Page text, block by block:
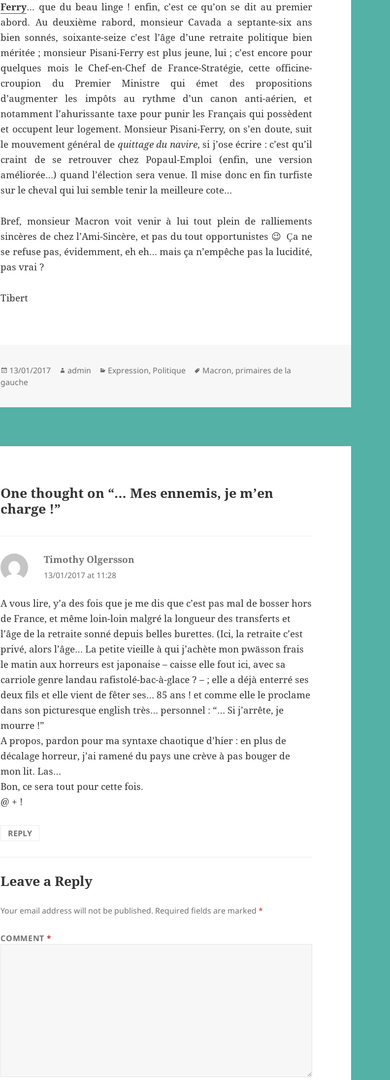
Ferry… que du beau linge ! enfin, c’est ce qu’on se dit au premier
abord. Au deuxième rabord, monsieur Cavada a septante-six ans
bien sonnés, soixante-seize c’est l’âge d’une retraite politique bien
méritée ; monsieur Pisani-Ferry est plus jeune, lui ; c’est encore pour
quelques mois le Chef-en-Chef de France-Stratégie, cette officine-
croupion du Premier Ministre qui émet des propositions
d’augmenter les impôts au rythme d’un canon anti-aérien, et
notamment l’ahurissante taxe pour punir les Français qui possèdent
et occupent leur logement. Monsieur Pisani-Ferry, on s’en doute, suit
le mouvement général de quittage du navire, si j’ose écrire : c’est qu’il
craint de se retrouver chez Popaul-Emploi (enfin, une version
améliorée…) quand l’élection sera venue. Il mise donc en fin turfiste
sur le cheval qui lui semble tenir la meilleure cote…
Bref, monsieur Macron voit venir à lui tout plein de ralliements
sincères de chez l’Ami-Sincère, et pas du tout opportunistes 😉Ça ne
se refuse pas, évidemment, eh eh… mais ça n’empêche pas la lucidité,
pas vrai ?
Tibert
Posted
on
13/01/2017 Author
admin Categories
Expression, Politique Tags
Macron, primaires de la
gauche
One thought on “… Mes ennemis, je m’en
charge !”
Timothy Olgersson
13/01/2017 at 11:28
A vous lire, y’a des fois que je me dis que c’est pas mal de bosser hors
de France, et même loin-loin malgré la longueur des transferts et
l’âge de la retraite sonné depuis belles burettes. (Ici, la retraite c’est
privé, alors l’âge… La petite vieille à qui j’achète mon pwässon frais
le matin aux horreurs est japonaise – caisse elle fout ici, avec sa
carriole genre landau rafistolé-bac-à-glace ? – ; elle a déjà enterré ses
deux fils et elle vient de fêter ses… 85 ans ! et comme elle le proclame
dans son picturesque english très… personnel : “… Si j’arrête, je
mourre !”
A propos, pardon pour ma syntaxe chaotique d’hier : en plus de
décalage horreur, j’ai ramené du pays une crève à pas bouger de
mon lit. Las…
Bon, ce sera tout pour cette fois.
@ + !
REPLY
Leave a Reply
Your email address will not be published. Required fields are marked*
COMMENT *